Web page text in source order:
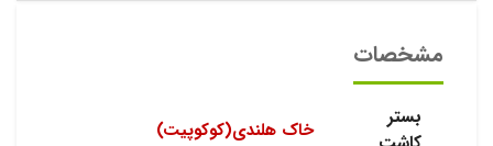
مشخصات
بستر
خاک هلندی(کوکوپیت)